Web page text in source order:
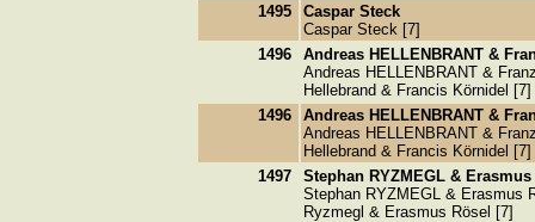
1495
Caspar Steck
Caspar Steck [7]
1496
Andreas HELLENBRANT &
Andreas HELLENBRANT &
Hellebrand & Francis Körnidel [7]
1496
Andreas HELLENBRANT &
Andreas HELLENBRANT &
Hellebrand & Francis Körnidel [7]
1497
Stephan RYZMEGL & Erasmus
Stephan RYZMEGL & Erasmus
Ryzmegl & Erasmus Rösel [7]